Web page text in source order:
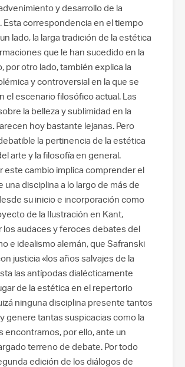
y desarrollo de la
Esta correspondencia en el tiempo
lado, la larga tradición de la estética
que le han sucedido en la
por otro lado, también explica la
y controversial en la que se
el escenario filosófico actual. Las
la belleza y sublimidad en la
hoy bastante lejanas. Pero
la pertinencia de la estética
arte y la filosofía en general.
este cambio implica comprender el
una disciplina a lo largo de más de
su inicio e incorporación como
de la Ilustración en Kant,
los audaces y feroces debates del
e idealismo alemán, que Safranski
justicia «los años salvajes de la
las antípodas dialécticamente
de la estética en el repertorio
ninguna disciplina presente tantos
genere tantas suspicacias como la
encontramos, por ello, ante un
terreno de debate. Por todo
edición de los diálogos de